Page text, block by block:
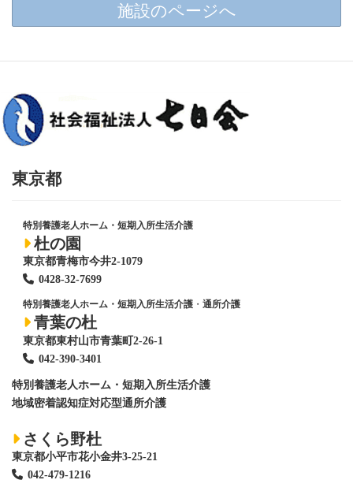
施設のページへ
東京都
特別養護老人ホーム・短期入所生活介護
杜の園
東京都青梅市今井2-1079
0428-32-7699
特別養護老人ホーム・短期入所生活介護 ・ 通所介護
青葉の杜
東京都東村山市青葉町2-26-1
042-390-3401
特別養護老人ホーム ・短期入所生活介護
地域密着認知症対応型通所介護
さくら野杜
東京都小平市花小金井3-25-21
042-479-1216